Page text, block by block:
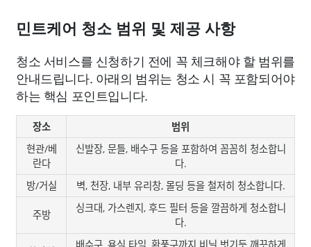
민트케어 청소 범위 및 제공 사항
청소 서비스를 신청하기 전에 꼭 체크해야 할 범위를
안내드립니다. 아래의 범위는 청소 시 꼭 포함되어야
하는 핵심 포인트입니다.
장소
범위
현관/베
란다
신발장, 문틀, 배수구 등을 포함하여 꼼꼼히 청소합니
다.
방/거실
벽, 천장, 내부 유리창, 몰딩 등을 철저히 청소합니다.
주방
싱크대, 가스렌지, 후드 필터 등을 깔끔하게 청소합니
다.